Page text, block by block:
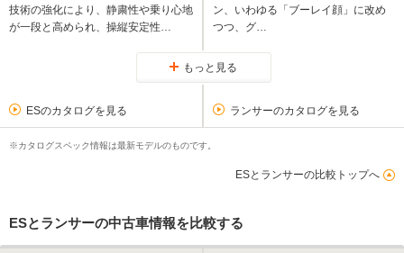
技術の強化により、静粛性や乗り心地
が一段と高められ、操縦安定性…
ン、いわゆる「ブーレイ顔」に改め
つつ、グ…
もっと見る
ESのカタログを見る ランサーのカタログを見る
※カタログスペック情報は最新モデルのものです。
ESとランサーの比較トップへ
ESとランサーの中古車情報を比較する